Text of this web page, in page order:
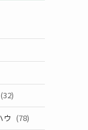
(32)
ウ (78)